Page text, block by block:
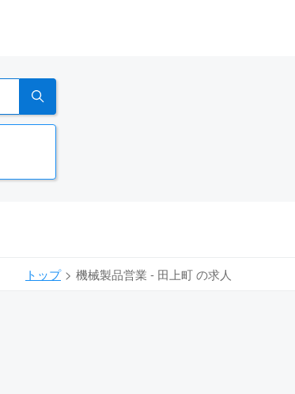
トップ 機械製品営業 - 田上町 の求人